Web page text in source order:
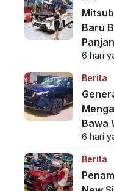
Baru
6 hari
Berita
Bawa
6 hari
Berita